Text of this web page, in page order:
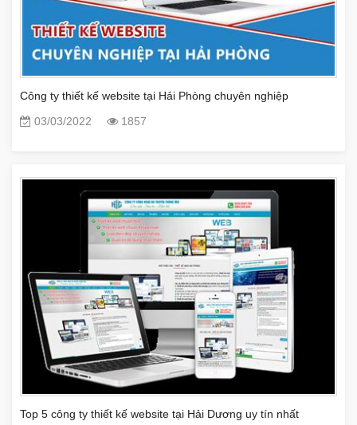
Công ty thiết kế website tại Hải Phòng chuyên nghiệp
03/03/2022
1857
Top 5 công ty thiết kế website tại Hải Dương uy tín nhất